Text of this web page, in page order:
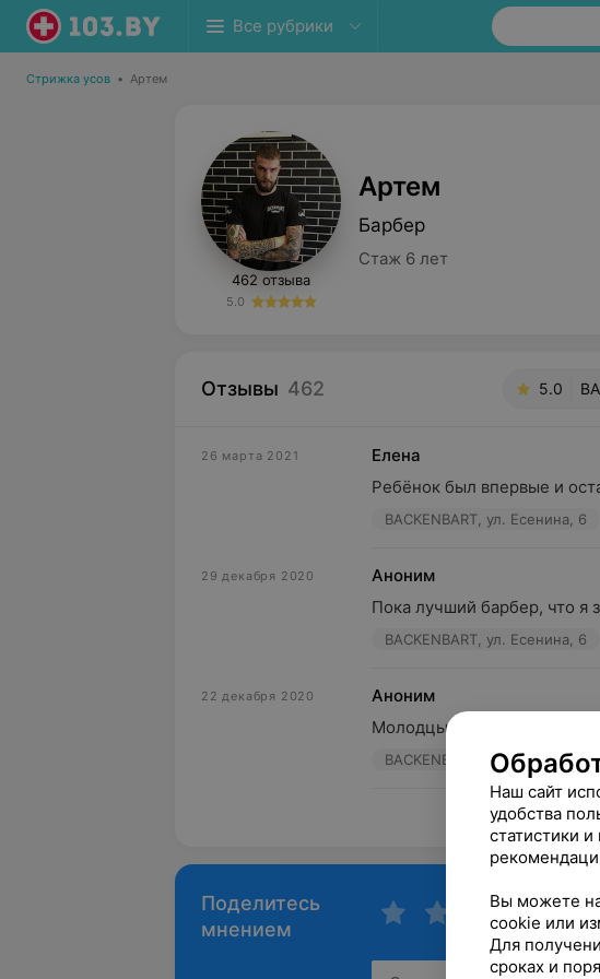
Все рубрики
Стрижка усов • Артем
462 отзыва
5.0
Артем
Барбер
Стаж 6 лет
Отзывы 462 5.0
26 марта 2021
Елена
Ребёнок был впервые и
BACKENBART, ул. Есенина, 6
29 декабря 2020
Аноним
Пока лучший барбер, что я
BACKENBART, ул. Есенина, 6
22 декабря 2020
Аноним
Молодцы
BACKENBART, ул. Есенина, 6
Показать ещё
Поделитесь
мнением
Наш сайт
удобства
статистики
Вы можете
cookie или
Для
сроках и